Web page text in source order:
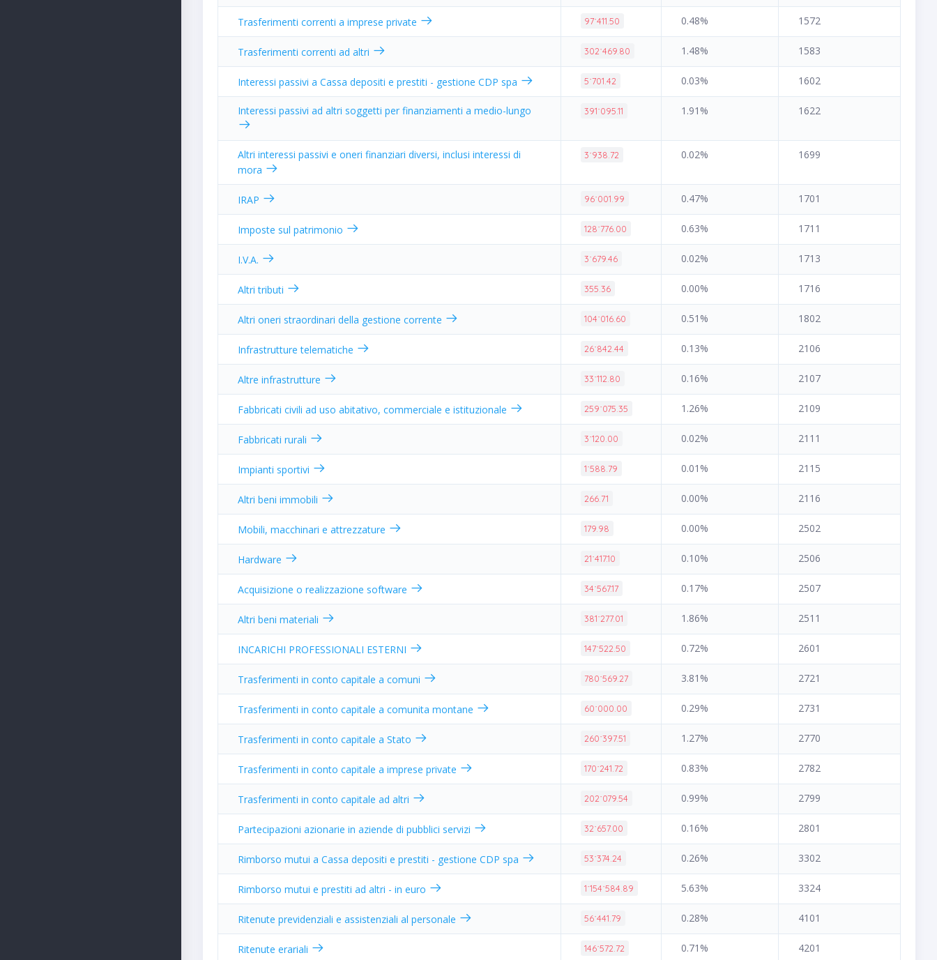
Trasferimenti correnti a imprese private 97˙411.50 0.48% 1572
Trasferimenti correnti ad altri 302˙469.80 1.48% 1583
Interessi passivi a Cassa depositi e prestiti - gestione CDP spa 5˙701.42 0.03% 1602
Interessi passivi ad altri soggetti per finanziamenti a medio-lungo 391˙095.11 1.91% 1622
Altri interessi passivi e oneri finanziari diversi, inclusi interessi di
mora
3˙938.72 0.02% 1699
IRAP 96˙001.99 0.47% 1701
Imposte sul patrimonio 128˙776.00 0.63% 1711
I.V.A. 3˙679.46 0.02% 1713
Altri tributi 355.36 0.00% 1716
Altri oneri straordinari della gestione corrente 104˙016.60 0.51% 1802
Infrastrutture telematiche 26˙842.44 0.13% 2106
Altre infrastrutture 33˙112.80 0.16% 2107
Fabbricati civili ad uso abitativo, commerciale e istituzionale 259˙075.35 1.26% 2109
Fabbricati rurali 3˙120.00 0.02% 2111
Impianti sportivi 1˙588.79 0.01% 2115
Altri beni immobili 266.71 0.00% 2116
Mobili, macchinari e attrezzature 179.98 0.00% 2502
Hardware 21˙417.10 0.10% 2506
Acquisizione o realizzazione software 34˙567.17 0.17% 2507
Altri beni materiali 381˙277.01 1.86% 2511
INCARICHI PROFESSIONALI ESTERNI 147˙522.50 0.72% 2601
Trasferimenti in conto capitale a comuni 780˙569.27 3.81% 2721
Trasferimenti in conto capitale a comunita montane 60˙000.00 0.29% 2731
Trasferimenti in conto capitale a Stato 260˙397.51 1.27% 2770
Trasferimenti in conto capitale a imprese private 170˙241.72 0.83% 2782
Trasferimenti in conto capitale ad altri 202˙079.54 0.99% 2799
Partecipazioni azionarie in aziende di pubblici servizi 32˙657.00 0.16% 2801
Rimborso mutui a Cassa depositi e prestiti - gestione CDP spa 53˙374.24 0.26% 3302
Rimborso mutui e prestiti ad altri - in euro 1˙154˙584.89 5.63% 3324
Ritenute previdenziali e assistenziali al personale 56˙441.79 0.28% 4101
Ritenute erariali 146˙572.72 0.71% 4201